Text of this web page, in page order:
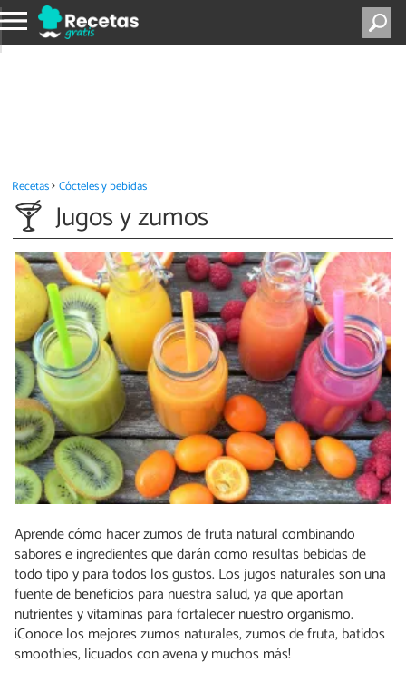
Recetas Cócteles y bebidas
Jugos y zumos
Aprende cómo hacer zumos de fruta natural combinando
sabores e ingredientes que darán como resultas bebidas de
todo tipo y para todos los gustos. Los jugos naturales son una
fuente de beneficios para nuestra salud, ya que aportan
nutrientes y vitaminas para fortalecer nuestro organismo.
¡Conoce los mejores zumos naturales, zumos de fruta, batidos
smoothies, licuados con avena y muchos más!